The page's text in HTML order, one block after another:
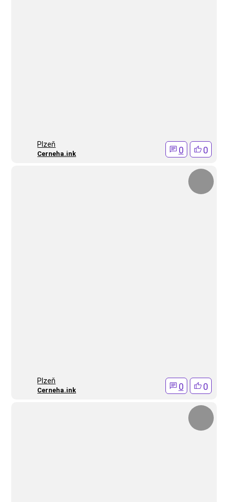
Plzeň
Cerneha.ink 0 0
Plzeň
Cerneha.ink 0 0